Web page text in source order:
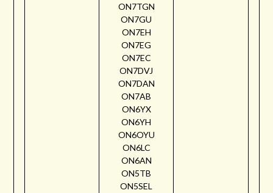
ON7TGN
ON7GU
ON7EH
ON7EG
ON7EC
ON7DVJ
ON7DAN
ON7AB
ON6YX
ON6YH
ON6OYU
ON6LC
ON6AN
ON5TB
ON5SEL